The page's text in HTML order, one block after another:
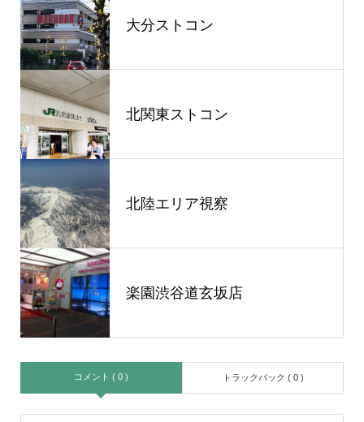
大分ストコン
北関東ストコン
北陸エリア視察
楽園渋谷道玄坂店
コメント ( 0 ) トラックバック ( 0 )